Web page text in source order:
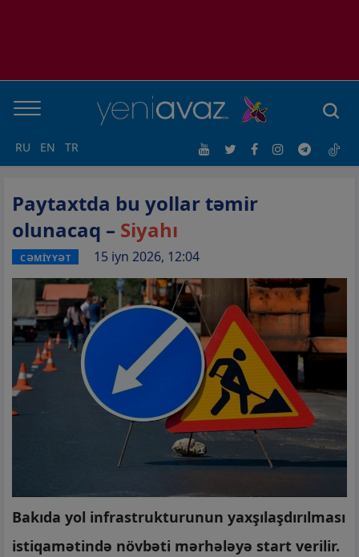
RU EN TR
Paytaxtda bu yollar təmir
olunacaq – Siyahı
CƏMİYYƏT 15 iyn 2026, 12:04
Bakıda yol infrastrukturunun yaxşılaşdırılması
istiqamətində növbəti mərhələyə start verilir.